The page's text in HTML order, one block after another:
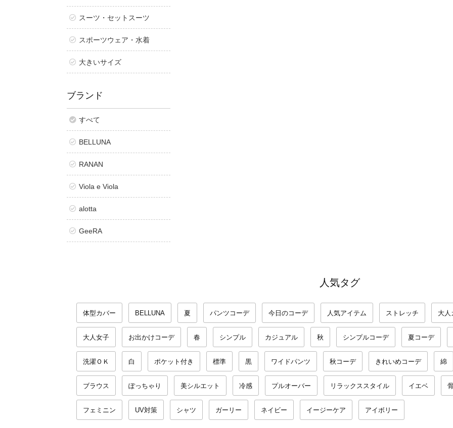
スーツ・セットスーツ
スポーツウェア・水着
大きいサイズ
ブランド
すべて
BELLUNA
RANAN
Viola e Viola
alotta
GeeRA
人気タグ
体型カバー BELLUNA 夏 パンツコーデ 今日のコーデ 人気アイテム ストレッチ 大人
大人女子 お出かけコーデ 春 シンプル カジュアル 秋 シンプルコーデ 夏コーデ
洗濯ＯＫ 白 ポケット付き 標準 黒 ワイドパンツ 秋コーデ きれいめコーデ 綿
ブラウス ぽっちゃり 美シルエット 冷感 プルオーバー リラックススタイル イエベ
フェミニン UV対策 シャツ ガーリー ネイビー イージーケア アイボリー